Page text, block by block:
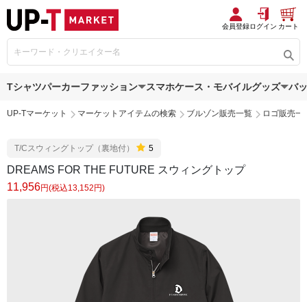
会員登録ログイン カート
Tシャツパーカーファッション スマホケース・モバイルグッズ バ
UP-Tマーケット マーケットアイテムの検索 ブルゾン販売一覧 ロゴ販売一
T/Cスウィングトップ（裏地付） 5
DREAMS FOR THE FUTURE スウィングトップ
11,956円(税込13,152円)